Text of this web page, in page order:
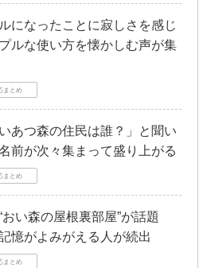
になったことに寂しさを感じ
ルな使い方を懐かしむ声が集
まとめ
あつ森の住民は誰？」と聞い
前が次々集まって盛り上がる
まとめ
い森の屋根裏部屋”が話題
憶がよみがえる人が続出
まとめ